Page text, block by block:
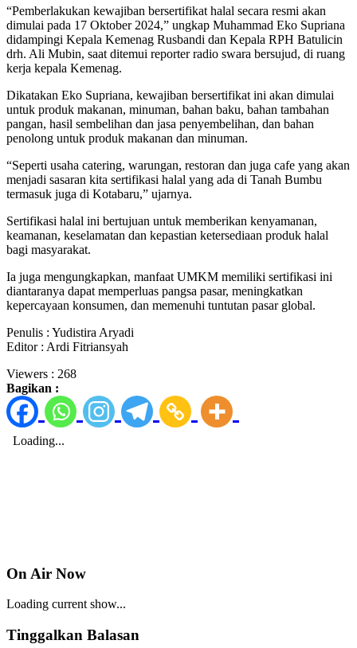
“Pemberlakukan kewajiban bersertifikat halal secara resmi akan
dimulai pada 17 Oktober 2024,” ungkap Muhammad Eko Supriana
didampingi Kepala Kemenag Rusbandi dan Kepala RPH Batulicin
drh. Ali Mubin, saat ditemui reporter radio swara bersujud, di ruang
kerja kepala Kemenag.
Dikatakan Eko Supriana, kewajiban bersertifikat ini akan dimulai
untuk produk makanan, minuman, bahan baku, bahan tambahan
pangan, hasil sembelihan dan jasa penyembelihan, dan bahan
penolong untuk produk makanan dan minuman.
“Seperti usaha catering, warungan, restoran dan juga cafe yang akan
menjadi sasaran kita sertifikasi halal yang ada di Tanah Bumbu
termasuk juga di Kotabaru,” ujarnya.
Sertifikasi halal ini bertujuan untuk memberikan kenyamanan,
keamanan, keselamatan dan kepastian ketersediaan produk halal
bagi masyarakat.
Ia juga mengungkapkan, manfaat UMKM memiliki sertifikasi ini
diantaranya dapat memperluas pangsa pasar, meningkatkan
kepercayaan konsumen, dan memenuhi tuntutan pasar global.
Penulis : Yudistira Aryadi
Editor : Ardi Fitriansyah
Viewers : 268
Bagikan :
On Air Now
Loading current show...
Tinggalkan Balasan